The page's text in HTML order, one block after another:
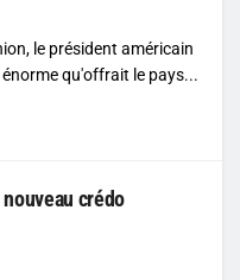
le président américain
qu'offrait le pays...
crédo